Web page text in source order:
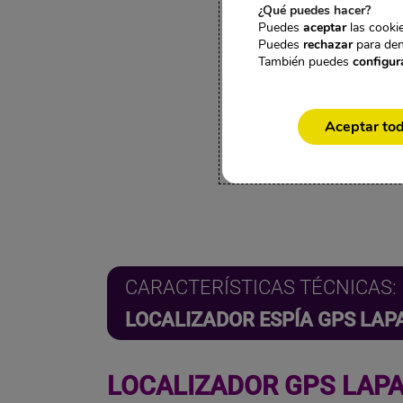
ESPÍA GPS LAPA
CON APP GRATIS
PARA
SEGUIMIENTO
CARACTERÍSTICAS TÉCNICAS:
LOCALIZADOR ESPÍA GPS
LOCALIZADOR GPS
¿Qué puedes hacer?
Puedes aceptarlas
Puedes rechazarpara
También puedes
Aceptar